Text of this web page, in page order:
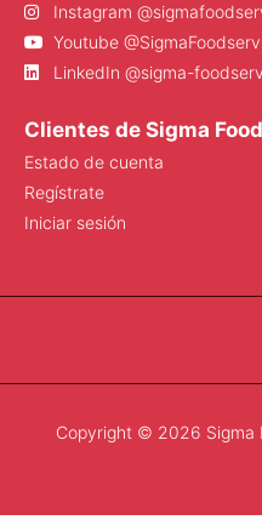
Instagram
Youtube
LinkedIn @sigma-
Clientes de Sigma
Estado de cuenta
Regístrate
Iniciar sesión
Copyright © 2026 Sigma